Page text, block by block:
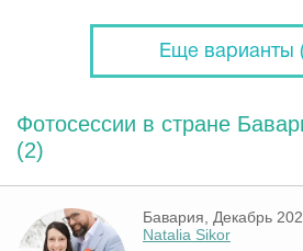
Еще варианты
Фотосессии в стране
(2)
Бавария, Декабрь
Natalia Sikor